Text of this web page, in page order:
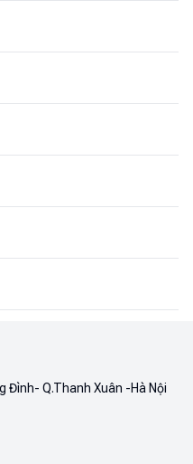
Đình- Q.Thanh Xuân -Hà Nội